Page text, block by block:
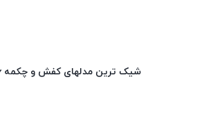
شیک ترین مدلهای کفش و چکمه ۲۰۱۶